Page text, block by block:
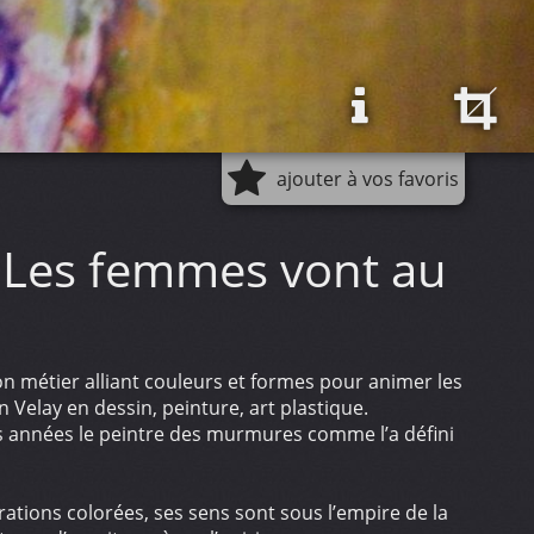
ajouter à vos favoris
Les femmes vont au
métier alliant couleurs et formes pour animer les
Velay en dessin, peinture, art plastique.
le peintre des murmures comme l’a défini
colorées, ses sens sont sous l’empire de la